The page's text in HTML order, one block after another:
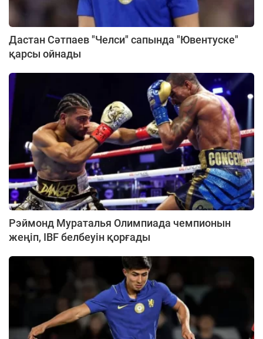
Дастан Сәтпаев "Челси" сапында "Ювентуске"
қарсы ойнады
Рэймонд Мураталья Олимпиада чемпионын
жеңіп, IBF белбеуін қорғады